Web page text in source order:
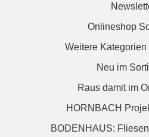
Onlineshop
Weitere
Neu im
Raus damit im
HORNBACH
BODENHAUS: